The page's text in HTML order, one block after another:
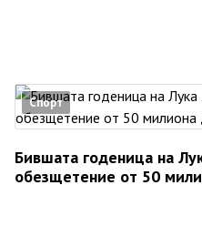
Спорт
Бившата годеница на
обезщетение от 50